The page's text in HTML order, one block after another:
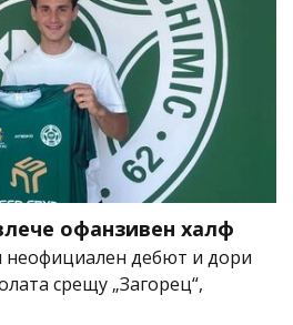
офанзивен халф
неофициален дебют и дори
срещу „Загорец“,